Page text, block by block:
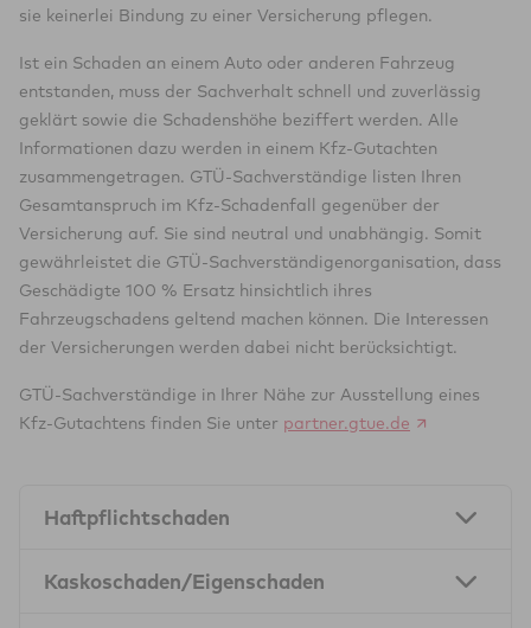
sie keinerlei Bindung zu einer Versicherung pflegen.
Ist ein Schaden an einem Auto oder anderen Fahrzeug
entstanden, muss der Sachverhalt schnell und zuverlässig
geklärt sowie die Schadenshöhe beziffert werden. Alle
Informationen dazu werden in einem Kfz-Gutachten
zusammengetragen. GTÜ-Sachverständige listen Ihren
Gesamtanspruch im Kfz-Schadenfall gegenüber der
Versicherung auf. Sie sind neutral und unabhängig. Somit
gewährleistet die GTÜ-Sachverständigenorganisation, dass
Geschädigte 100 % Ersatz hinsichtlich ihres
Fahrzeugschadens geltend machen können. Die Interessen
der Versicherungen werden dabei nicht berücksichtigt.
GTÜ-Sachverständige in Ihrer Nähe zur Ausstellung eines
Kfz-Gutachtens finden Sie unter partner.gtue.de
Haftpflichtschaden
Fahrzeug durch das Verschulden Fremder in einen Unfall
Kaskoschaden/Eigenschaden